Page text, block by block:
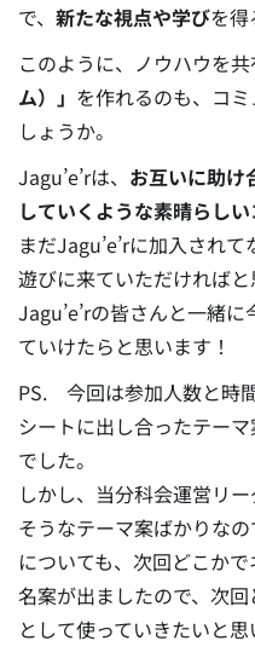
で、 新たな視点や学びを得
このように、ノウハウを
ム）」 を作れるのも、コ
しょうか。
Jagu’e’rは、 お互いに助け
していくような素晴らし
まだJagu’e’rに加入され
遊びに来ていただければと
Jagu’e’rの皆さんと一緒
ていけたらと思います！
PS. 今回は参加人数と時
シートに出し合ったテー
でした。
しかし、当分科会運営リ
そうなテーマ案ばかりな
についても、次回どこか
名案が出ましたので、次
として使っていきたいと思